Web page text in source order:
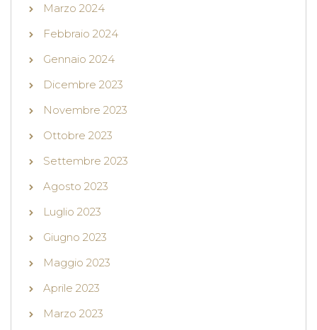
Marzo 2024
Febbraio 2024
Gennaio 2024
Dicembre 2023
Novembre 2023
Ottobre 2023
Settembre 2023
Agosto 2023
Luglio 2023
Giugno 2023
Maggio 2023
Aprile 2023
Marzo 2023